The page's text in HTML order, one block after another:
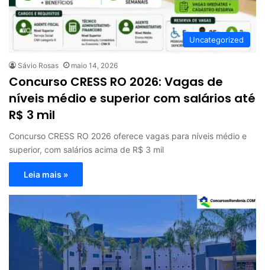
Uncategorized
Sávio Rosas maio 14, 2026
Concurso CRESS RO 2026: Vagas de
níveis médio e superior com salários até
R$ 3 mil
Concurso CRESS RO 2026 oferece vagas para níveis médio e
superior, com salários acima de R$ 3 mil
Leia mais »